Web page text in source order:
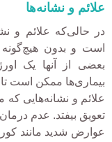
علائم و نشانه‌ها
در حالی‌که علائم و
است و بدون
بعضی از آنها یک
بیماری‌ها ممکن است تا
علائم و نشانه‌هایی
تعویق بیفتد. عدم
عوارض شدید مانند